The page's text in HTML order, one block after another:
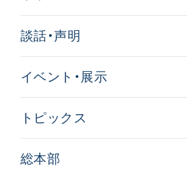
談話・声明
イベント・展示
トピックス
総本部